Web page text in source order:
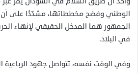
الوطني وفضح مخططاتها، مشدّدًا على أن
الجمهور هما المدخل الحقيقي لإنهاء
في البلاد.
وفي الوقت نفسه، تتواصل جهود الرباعية